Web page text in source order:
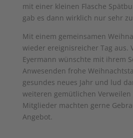
mit einer kleinen Flasche
gab es dann wirklich nur sehr
Mit einem gemeinsamen
wieder ereignisreicher Tag aus.
Eyermann wünschte mit ihrem
Anwesenden frohe
gesundes neues Jahr und lud
weiteren gemütlichen
Mitglieder machten gerne
Angebot.